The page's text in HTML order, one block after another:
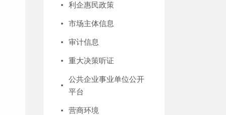
利企惠民政策
市场主体信息
审计信息
重大决策听证
公共企业事业单位公开
平台
营商环境